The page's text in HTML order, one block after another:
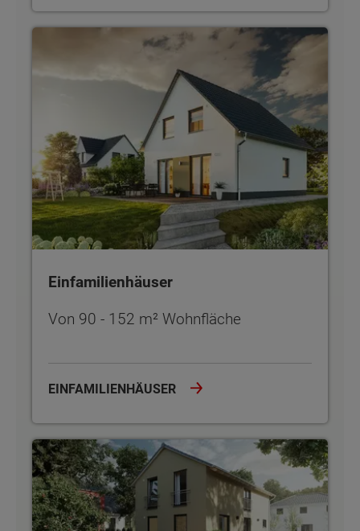
Einfamilienhäuser
Von 90 - 152 m² Wohnfläche
EINFAMILIENHÄUSER
Stadthäuser